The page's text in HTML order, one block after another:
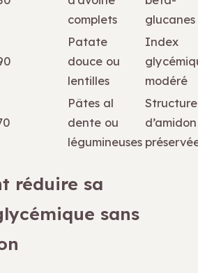
complets
glucanes
Patate
douce ou
lentilles
Index
modéré
Pâtes al
dente ou
légumineuses
Structure
d’amidon
réduire sa
sans